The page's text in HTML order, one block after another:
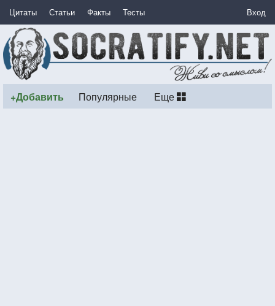
Цитаты Статьи Факты Тесты Вход
+Добавить Популярные Еще